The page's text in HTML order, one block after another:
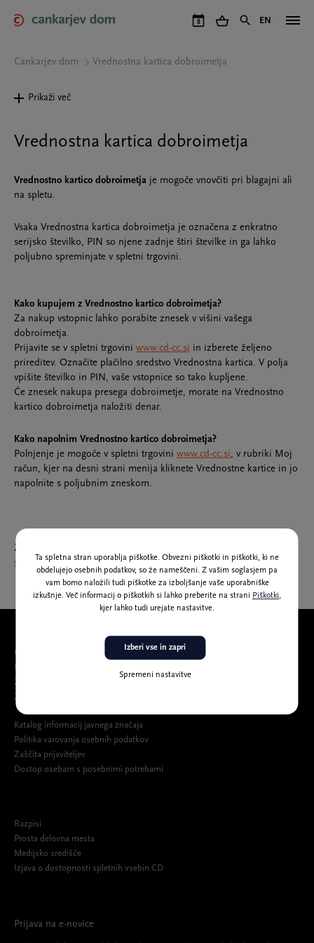
main
8 EN
Cankarjev dom Vrednostna kartica dobroimetja
Vrednostna kartica dobroimetja
Vrednostno kartico dobroimetja je mogoče vnovčiti pri blagajni ali
na spletu.
Vsaka Vrednostna kartica dobroimetja je označena z enkratno
serijsko številko, PIN so njene zadnje štiri številke in ga lahko
poljubno spreminjate v spletni trgovini.
Kako kupujem z Vrednostno kartico dobroimetja?
Za nakup vstopnic lahko porabite znesek v višini vašega
dobroimetja.
Prijavite se v spletni trgovini www.cd-cc.si in izberete željeno
prireditev. Označite plačilno sredstvo Vrednostna kartica. V polja
vpišite številko in PIN, vaše vstopnice so tako kupljene.
Če znesek nakupa presega dobroimetje, morate na Vrednostno
kartico dobroimetja naložiti denar.
Kako napolnim Vrednostno kartico dobroimetja?
Polnjenje je mogoče v spletni trgovini www.cd-cc.si, v rubriki Moj
račun, kjer na desni strani menija kliknete Vrednostne kartice in jo
napolnite s poljubnim zneskom.
Za morebitna dodatna pojasnila smo vam na voljo na e-naslovu:
vstopnice@cd-cc.si .
Prikaži več
O Cankarjevem domu
Zgodovina
Združenja, partnerji, pokrovitelji in darovalci
Katalog informacij javnega značaja
Politika varovanja osebnih podatkov
Zaščita prijaviteljev
Dostop osebam s posebnimi potrebami
Razpisi
Prosta delovna mesta
Medijsko središče
Izjava o dostopnosti spletnih vsebin CD
Prijava na e-novice
Ta spletna stran uporablja piškotke. Obvezni piškotki in piškotki, ki ne
obdelujejo osebnih podatkov, so že nameščeni. Z vašim soglasjem pa
vam bomo naložili tudi piškotke za izboljšanje vaše uporabniške
izkušnje. Več informacij o piškotkih si lahko preberite na strani Piškotki,
kjer lahko tudi urejate nastavitve.
Spremeni nastavitve
Izberi vse in zapri